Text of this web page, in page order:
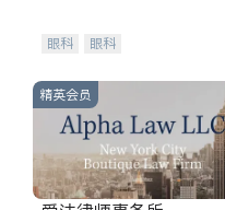
眼科 眼科
精英会员